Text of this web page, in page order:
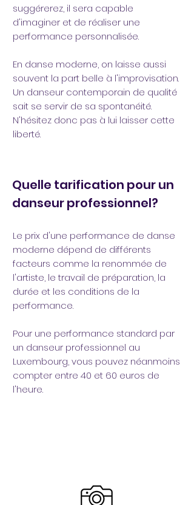
suggérerez, il sera capable
d'imaginer et de réaliser une
performance personnalisée.
En danse moderne, on laisse aussi
souvent la part belle à l'improvisation.
Un danseur contemporain de qualité
sait se servir de sa spontanéité.
N'hésitez donc pas à lui laisser cette
liberté.
Quelle tarification pour un
danseur professionnel?
Le prix d'une performance de danse
moderne dépend de différents
facteurs comme la renommée de
l'artiste, le travail de préparation, la
durée et les conditions de la
performance.
Pour une performance standard par
un danseur professionnel au
Luxembourg, vous pouvez néanmoins
compter entre 40 et 60 euros de
l'heure.